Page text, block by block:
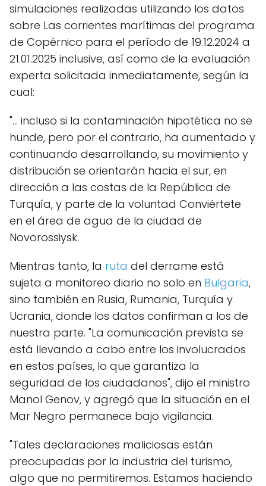
simulaciones realizadas utilizando los datos
sobre Las corrientes marítimas del programa
de Copérnico para el período de 19.12.2024 a
21.01.2025 inclusive, así como de la evaluación
experta solicitada inmediatamente, según la
cual:
"... incluso si la contaminación hipotética no se
hunde, pero por el contrario, ha aumentado y
continuando desarrollando, su movimiento y
distribución se orientarán hacia el sur, en
dirección a las costas de la República de
Turquía, y parte de la voluntad Conviértete
en el área de agua de la ciudad de
Novorossiysk.
Mientras tanto, la ruta del derrame está
sujeta a monitoreo diario no solo en Bulgaria,
sino también en Rusia, Rumania, Turquía y
Ucrania, donde los datos confirman a los de
nuestra parte. "La comunicación prevista se
está llevando a cabo entre los involucrados
en estos países, lo que garantiza la
seguridad de los ciudadanos", dijo el ministro
Manol Genov, y agregó que la situación en el
Mar Negro permanece bajo vigilancia.
"Tales declaraciones maliciosas están
preocupadas por la industria del turismo,
algo que no permitiremos. Estamos haciendo